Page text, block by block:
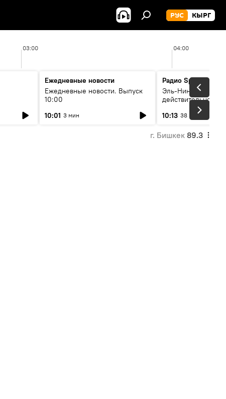
РУС КЫРГ
03:00 04:00
Ежедневные новости
Ежедневные новости. Выпуск
10:00
10:01 3 мин
Радио Sputnik
Эль-Ниньо, жара и
действительно
погоду в
10:13 38 мин
г. Бишкек 89.3